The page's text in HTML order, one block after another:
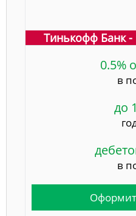
Тинькофф Банк
0.5%
в
до
в